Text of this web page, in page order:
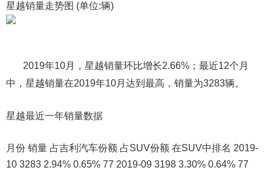
星越销量走势图 (单位:辆)
2019年10月，星越销量环比增长2.66%；最近12个月
中，星越销量在2019年10月达到最高，销量为3283辆。
星越最近一年销量数据
月份 销量 占吉利汽车份额 占SUV份额 在SUV中排名 2019-
10 3283 2.94% 0.65% 77 2019-09 3198 3.30% 0.64% 77